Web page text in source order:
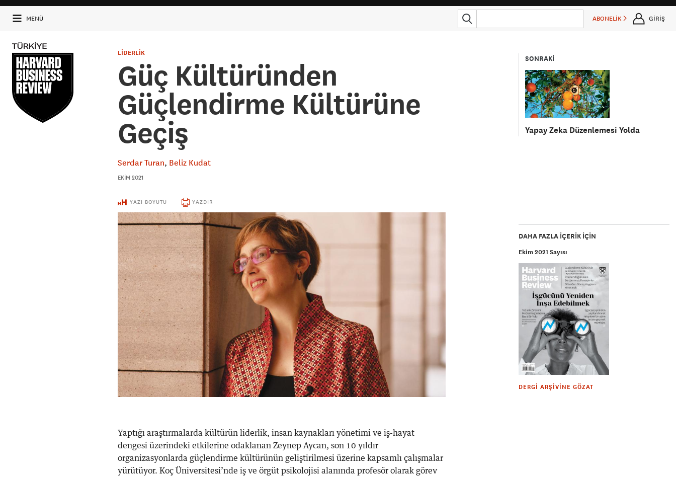
MENÜ ABONELİK GİRİŞ
SONRAKİ
Yapay Zeka Düzenlemesi Yolda
LİDERLİK
Güç Kültüründen
Güçlendirme Kültürüne
Geçiş
Serdar Turan Beliz Kudat
EKIM 2021
YAZI BOYUTU YAZDIR
DAHA FAZLA IÇERIK IÇIN
Ekim 2021 Sayısı
DERGI ARŞIVINE GÖZAT
Yaptığı araştırmalarda kültürün liderlik, insan kaynakları yönetimi ve iş-hayat
dengesi üzerindeki etkilerine odaklanan Zeynep Aycan, son 10 yıldır
organizasyonlarda güçlendirme kültürünün geliştirilmesi üzerine kapsamlı çalışmalar
yürütüyor. Koç Üniversitesi’nde iş ve örgüt psikolojisi alanında profesör olarak görev